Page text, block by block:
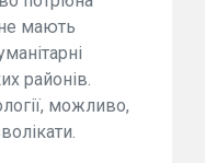
мають
районів.
можливо,